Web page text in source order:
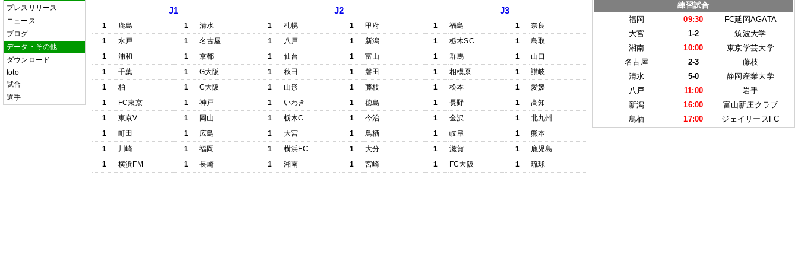
プレスリリース
ニュース
ブログ
データ・その他
ダウンロード
toto
試合
選手
J1
1 鹿島 1
清水
1
水戸 1
名古屋
1
浦和 1
京都
1
千葉 1
G大阪
1
柏 1
C大阪
1
FC東京 1
神戸
1
東京V 1
岡山
1
町田 1
広島
1
川崎 1
福岡
1
横浜FM 1 長崎
J2
1 札幌 1
甲府
1
八戸 1
新潟
1
仙台 1
富山
1
秋田 1
磐田
1
山形 1
藤枝
1
いわき 1
徳島
1
栃木C 1
今治
1
大宮 1
鳥栖
1
横浜FC 1
大分
1
湘南 1 宮崎
J3
1 福島 1
奈良
1
栃木SC 1
鳥取
1
群馬 1
山口
1
相模原 1
讃岐
1
松本 1
愛媛
1
長野 1
高知
1
金沢 1
北九州
1
岐阜 1
熊本
1
滋賀 1
鹿児島
1
FC大阪 1 琉球
練習試合
福岡
09:30
FC延岡AGATA
大宮
1-2
筑波大学
湘南
10:00
東京学芸大学
名古屋
2-3
藤枝
清水
5-0
静岡産業大学
八戸
11:00
岩手
新潟
16:00
富山新庄クラブ
鳥栖
17:00 ジェイリースFC